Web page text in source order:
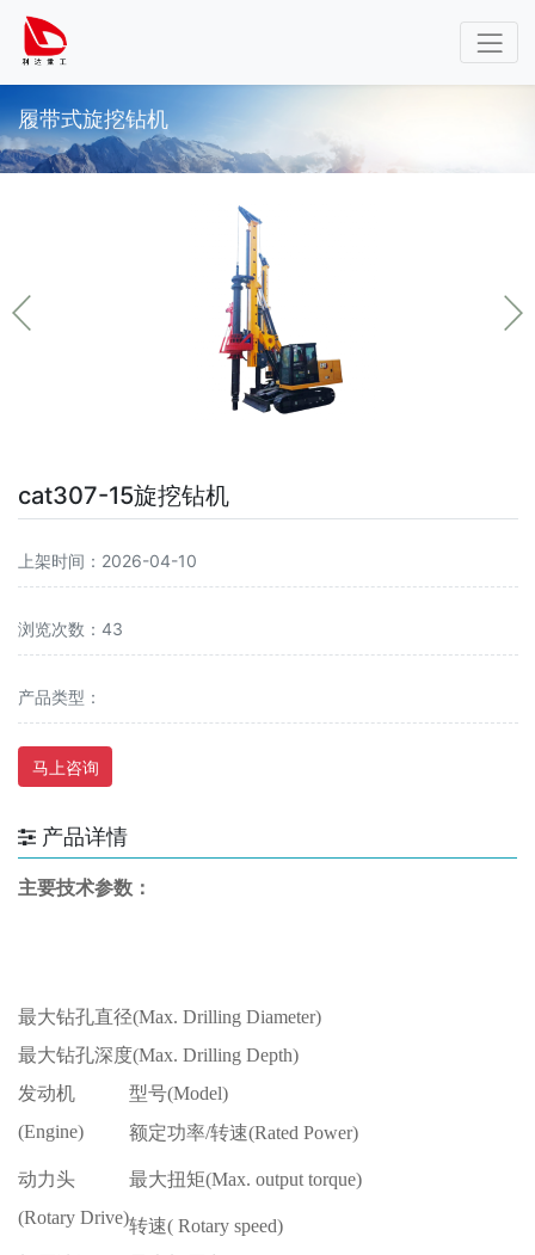
履带式旋挖钻机
cat307-15旋挖钻机
上架时间：2026-04-10
浏览次数：43
产品类型：
马上咨询
产品详情
主要技术参数：
最大钻孔直径(Max. Drilling Diameter)
最大钻孔深度(Max. Drilling Depth)
发动机
(Engine)
型号(Model)
额定功率/转速(Rated Power)
动力头
(Rotary Drive)
最大扭矩(Max. output torque)
转速( Rotary speed)